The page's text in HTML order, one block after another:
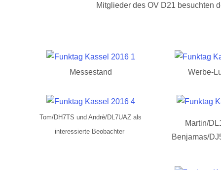
Mitglieder des OV D21 besuchten
Messestand Werbe-
Tom/DH7TS und Andrè/DL7UAZ als
interessierte Beobachter
Martin/
Benjamas/